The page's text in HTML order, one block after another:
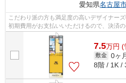
愛知県名古屋
こだわり派の方も満足度の高いデザイナー
初期費用がお支払いいただけるので、決済
はエレベータ・敷地内ごみ置き場など...
7.5万円 (
敷金 0ヶ
8階 / 1K /